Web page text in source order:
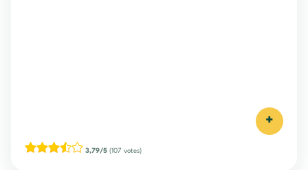
+
3,79/5 (107 votes)